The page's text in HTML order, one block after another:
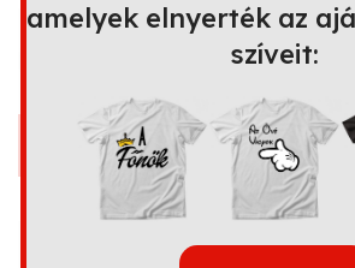
Bögre
Kapucnis
pulóver
amelyek elnyerték az
szíveit: